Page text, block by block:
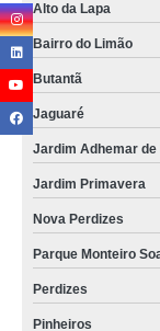
Alto da Lapa
Bairro do Limão
Butantã
Jaguaré
Jardim Adhemar
Jardim Primavera
Nova Perdizes
Parque Monteiro
Perdizes
Pinheiros